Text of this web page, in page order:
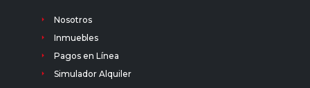
Nosotros
Inmuebles
Pagos en Línea
Simulador Alquiler